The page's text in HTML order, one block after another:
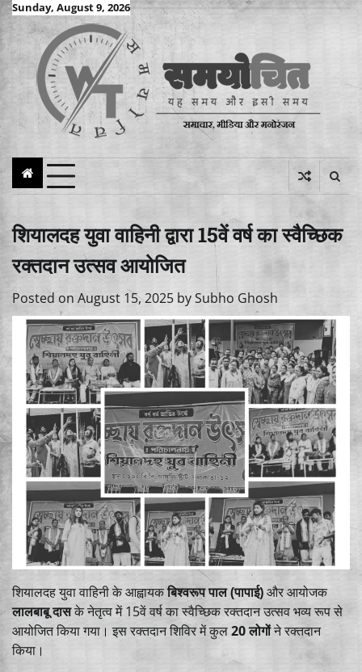
Skip
to
content
Sunday, August 9, 2026
शियालदह युवा वाहिनी द्वारा 15वें वर्ष का स्वैच्छिक
रक्तदान उत्सव आयोजित
Posted on August 15, 2025 bySubho Ghosh
शियालदह युवा वाहिनी के आह्वायकबिश्वरूप पाल (पापाई)और आयोजक
लालबाबू दासके नेतृत्व में 15वें वर्ष का स्वैच्छिक रक्तदान उत्सव भव्य रूप से
आयोजित किया गया। इस रक्तदान शिविर में कुल20 लोगोंने रक्तदान
किया।